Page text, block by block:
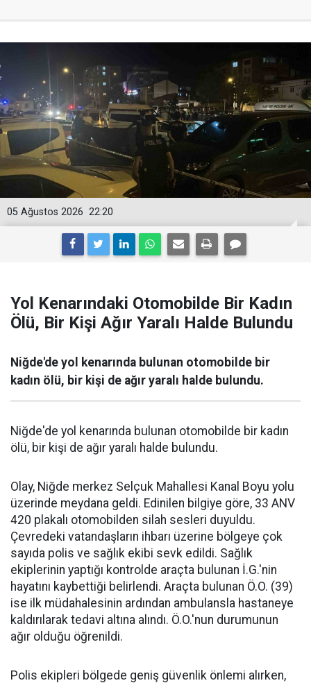
22:20
05 Ağustos 2026
Yol Kenarındaki Otomobilde Bir Kadın
Ölü, Bir Kişi Ağır Yaralı Halde Bulundu
Niğde'de yol kenarında bulunan otomobilde bir
kadın ölü, bir kişi de ağır yaralı halde bulundu.
Niğde'de yol kenarında bulunan otomobilde bir kadın
ölü, bir kişi de ağır yaralı halde bulundu.
Olay, Niğde merkez Selçuk Mahallesi Kanal Boyu yolu
üzerinde meydana geldi. Edinilen bilgiye göre, 33 ANV
420 plakalı otomobilden silah sesleri duyuldu.
Çevredeki vatandaşların ihbarı üzerine bölgeye çok
sayıda polis ve sağlık ekibi sevk edildi. Sağlık
ekiplerinin yaptığı kontrolde araçta bulunan İ.G.'nin
hayatını kaybettiği belirlendi. Araçta bulunan Ö.O. (39)
ise ilk müdahalesinin ardından ambulansla hastaneye
kaldırılarak tedavi altına alındı. Ö.O.'nun durumunun
ağır olduğu öğrenildi.
Polis ekipleri bölgede geniş güvenlik önlemi alırken,